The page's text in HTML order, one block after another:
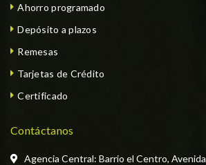
Ahorro programado
Depósito a plazos
Remesas
Tarjetas de Crédito
Certificado
Contáctanos
Agencia Central: Barrio el Centro, Avenida